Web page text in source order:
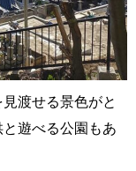
渡せる景色がと
遊べる公園もあ